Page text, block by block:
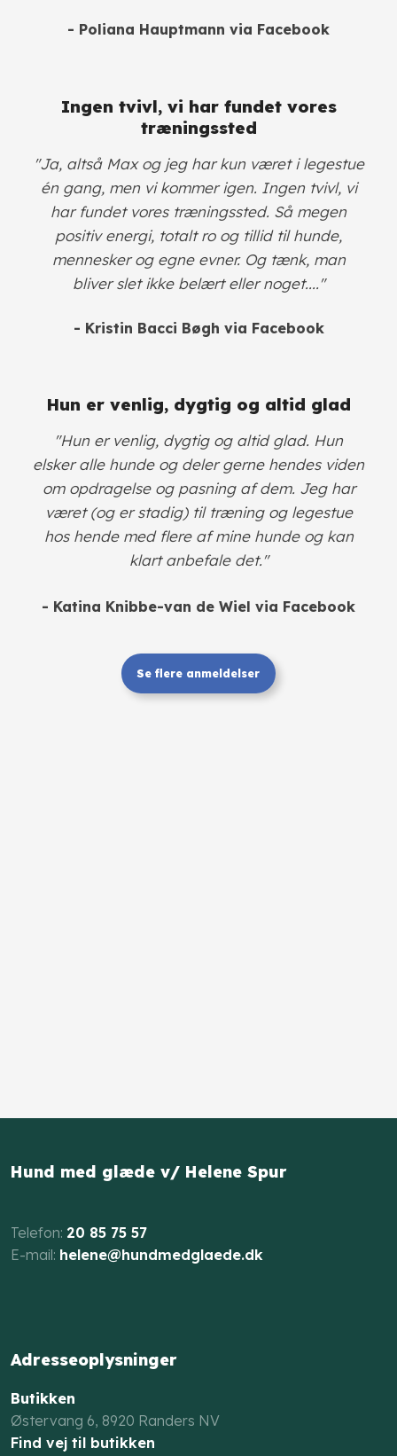
- Poliana Hauptmann via Facebook
Ingen tvivl, vi har fundet vores
træningssted
"Ja, altså Max og jeg har kun været i legestue
én gang, men vi kommer igen. Ingen tvivl, vi
har fundet vores træningssted. Så megen
positiv energi, totalt ro og tillid til hunde,
mennesker og egne evner. Og tænk, man
bliver slet ikke belært eller noget...."
- Kristin Bacci Bøgh via Facebook
Hun er venlig, dygtig og altid glad
"Hun er venlig, dygtig og altid glad. Hun
elsker alle hunde og deler gerne hendes viden
om opdragelse og pasning af dem. Jeg har
været (og er stadig) til træning og legestue
hos hende med flere af mine hunde og kan
klart anbefale det."
- Katina Knibbe-van de Wiel via Facebook
Se flere anmeldelser​
Hund med glæde v/ Helene Spur
​Telefon: 20 85 75 57
E-mail: ​ helene@hundmedglaede.dk
Adresseoplysninger
Butikken
Østervang 6, 8920 Randers NV​​
Find vej til butikken